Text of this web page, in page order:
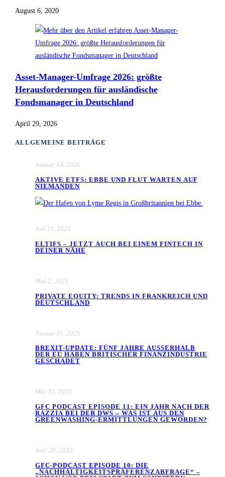
August 6, 2020
Asset-Manager-Umfrage 2026: größte
Herausforderungen für ausländische
Fondsmanager in Deutschland
April 29, 2026
ALLGEMEINE BEITRÄGE
Januar 14, 2026
AKTIVE ETFS: EBBE UND FLUT WARTEN AUF
NIEMANDEN
Juli 11, 2025
ELTIFS – JETZT AUCH BEI EINEM FINTECH IN
DEINER NÄHE
Mai 2, 2025
PRIVATE EQUITY: TRENDS IN FRANKREICH UND
DEUTSCHLAND
Januar 31, 2025
BREXIT-UPDATE: FÜNF JAHRE AUSSERHALB D
ER EU HABEN BRITISCHER FINANZINDUSTRIE G
ESCHADET
Mai 31, 2023
GFC PODCAST EPISODE 11: EIN JAHR NACH DER
RAZZIA BEI DER DWS – WAS IST AUS DEN
GREENWASHING-ERMITTLUNGEN GEWORDEN?
Juni 20, 2022
GFC-PODCAST EPISODE 10: DIE
„NACHHALTIGKEITSPRÄFERENZABFRAGE“ –